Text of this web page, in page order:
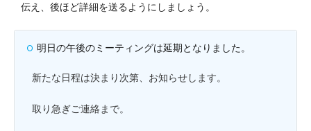
伝え、後ほど詳細を送るようにしましょう。
明日の午後のミーティングは延期となりました。
新たな日程は決まり次第、お知らせします。
取り急ぎご連絡まで。